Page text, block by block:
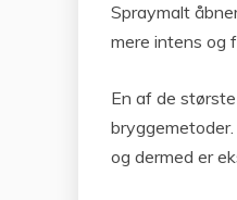
Spraymalt
mere intens og
En af de
og dermed er